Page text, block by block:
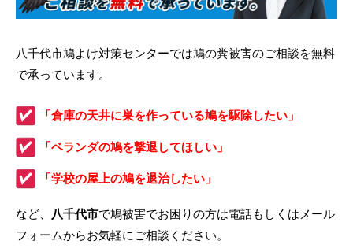
八千代市鳩よけ対策センターでは鳩の糞被害のご相談を無料
で承っています。
「倉庫の天井に巣を作っている鳩を駆除したい」
「ベランダの鳩を撃退してほしい」
「学校の屋上の鳩を退治したい」
など、 八千代市で鳩被害でお困りの方は電話もしくはメール
フォームからお気軽にご相談ください。